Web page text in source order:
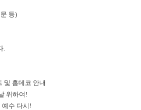
등)
.
및 홈데코 안내
위하여!
예수 다시!